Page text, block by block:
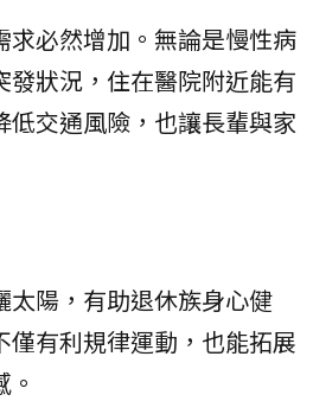
求必然增加。無論是慢性病
發狀況，住在醫院附近能有
低交通風險，也讓長輩與家
太陽，有助退休族身心健
僅有利規律運動，也能拓展